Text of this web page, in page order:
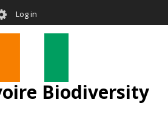
Log in
Biodiversity